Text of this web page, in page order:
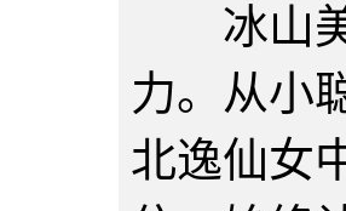
冰山美
力。从小
北逸仙女